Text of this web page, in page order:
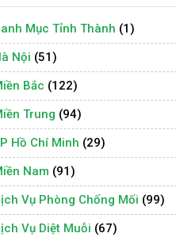
Mục Tỉnh Thành (1)
Nội (51)
Bắc (122)
Trung (94)
Hồ Chí Minh (29)
Nam (91)
Vụ Phòng Chống Mối (99)
Vụ Diệt Muỗi (67)